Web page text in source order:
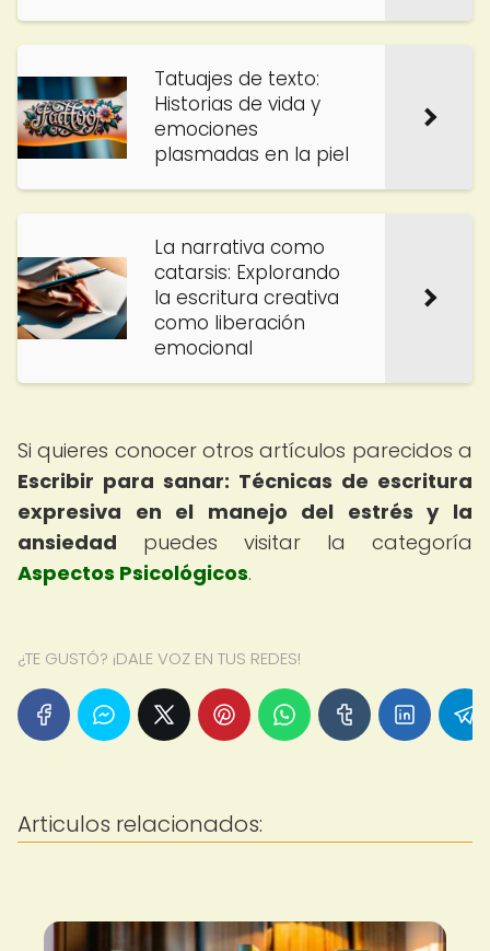
Tatuajes de texto:
Historias de vida y
emociones
plasmadas en la piel
La narrativa como
catarsis: Explorando
la escritura creativa
como liberación
emocional
Si quieres conocer otros artículos parecidos a
Escribir para sanar: Técnicas de escritura
expresiva en el manejo del estrés y la
ansiedad puedes visitar la categoría
Aspectos Psicológicos.
¿TE GUSTÓ? ¡DALE VOZ EN TUS REDES!
Articulos relacionados: